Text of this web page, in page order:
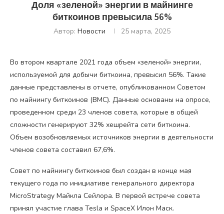
Доля «зеленой» энергии в майнинге
биткоинов превысила 56%
Автор: Новости 25 марта, 2025
Во втором квартале 2021 года объем «зеленой» энергии,
используемой для добычи биткоина, превысил 56%. Такие
данные представлены в отчете, опубликованном Советом
по майнингу биткоинов (BMC). Данные основаны на опросе,
проведенном среди 23 членов совета, которые в общей
сложности генерируют 32% хешрейта сети биткоина.
Объем возобновляемых источников энергии в деятельности
членов совета составил 67,6%.
Совет по майнингу биткоинов был создан в конце мая
текущего года по инициативе генерального директора
MicroStrategy Майкла Сейлора. В первой встрече совета
принял участие глава Tesla и SpaceX Илон Маск.